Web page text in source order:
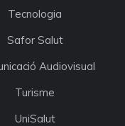
Tecnologia
Safor Salut
Audiovisual
Turisme
UniSalut